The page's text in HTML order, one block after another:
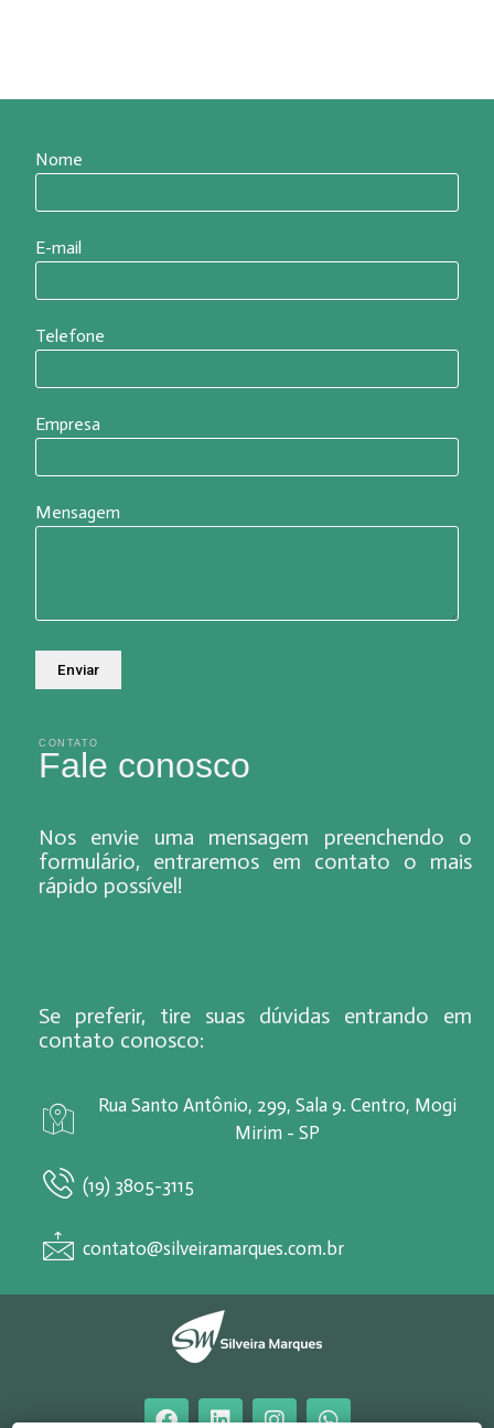
Nome
E-mail
Telefone
Empresa
Mensagem
CONTATO
Fale conosco
Nos envie uma mensagem preenchendo o
formulário, entraremos em contato o mais
rápido possível!
Se preferir, tire suas dúvidas entrando em
contato conosco:
Rua Santo Antônio, 299, Sala 9. Centro, Mogi
Mirim - SP
(19) 3805-3115
contato@silveiramarques.com.br